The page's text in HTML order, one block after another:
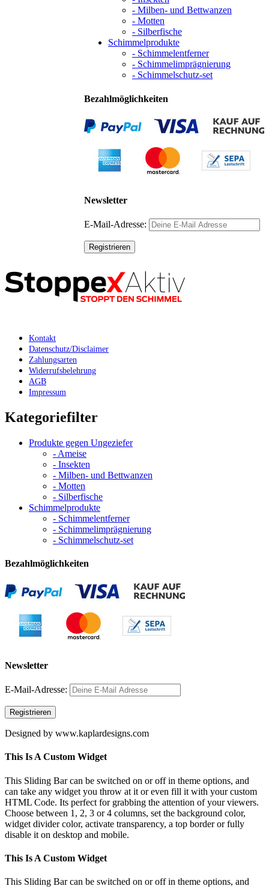
- Milben- und Bettwanzen
- Motten
- Silberfische
Schimmelprodukte
- Schimmelentferner
- Schimmelimprägnierung
- Schimmelschutz-set
Bezahlmöglichkeiten
Newsletter
E-Mail-Adresse:
Kontakt
Datenschutz/Disclaimer
Zahlungsarten
Widerrufsbelehrung
AGB
Impressum
Kategoriefilter
Produkte gegen Ungeziefer
- Ameise
- Insekten
- Milben- und Bettwanzen
- Motten
- Silberfische
Schimmelprodukte
- Schimmelentferner
- Schimmelimprägnierung
- Schimmelschutz-set
Bezahlmöglichkeiten
Newsletter
E-Mail-Adresse:
Designed by www.kaplardesigns.com
Toggle
Bar
Area
This Is A Custom Widget
This Sliding Bar can be switched on or off in theme options, and
can take any widget you throw at it or even fill it with your custom
HTML Code. Its perfect for grabbing the attention of your viewers.
Choose between 1, 2, 3 or 4 columns, set the background color,
widget divider color, activate transparency, a top border or fully
disable it on desktop and mobile.
This Is A Custom Widget
This Sliding Bar can be switched on or off in theme options, and